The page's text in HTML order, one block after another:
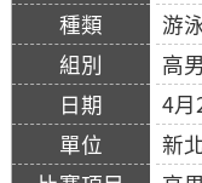
游
高
4月
新